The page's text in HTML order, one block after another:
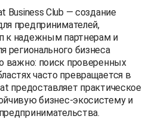
Business Club — создание
предпринимателей,
к надежным партнерам и
регионального бизнеса
важно: поиск проверенных
часто превращается в
предоставляет практическое
бизнес-экосистему и